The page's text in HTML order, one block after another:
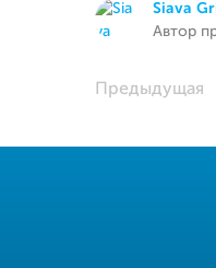
Siava
Автор
Предыдущая